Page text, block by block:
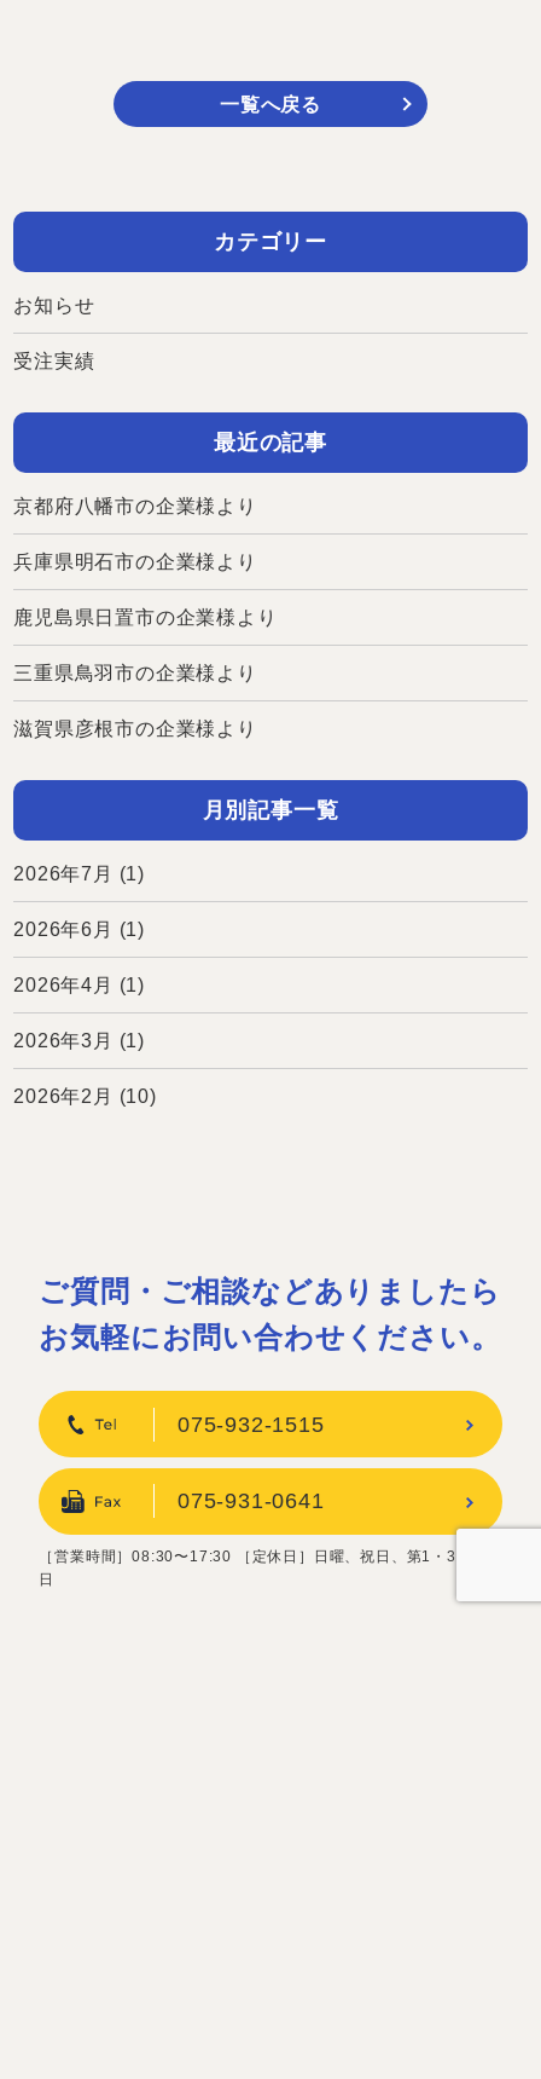
一覧へ戻る
カテゴリー
お知らせ
受注実績
最近の記事
京都府八幡市の企業様より
兵庫県明石市の企業様より
鹿児島県日置市の企業様より
三重県鳥羽市の企業様より
滋賀県彦根市の企業様より
月別記事一覧
2026年7月 (1)
2026年6月 (1)
2026年4月 (1)
2026年3月 (1)
2026年2月 (10)
ご質問・ご相談などありましたら
お気軽にお問い合わせください。
075-932-1515
075-931-0641
［営業時間］08:30〜17:30 ［定休日］日曜、祝日、第1・3土曜
日